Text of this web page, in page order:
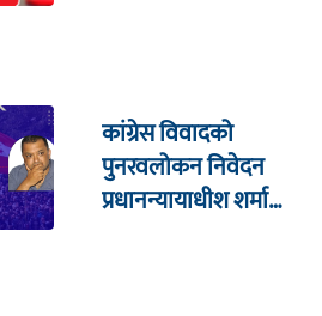
कांग्रेस विवादको
पुनरवलोकन निवेदन
प्रधानन्यायाधीश शर्मा